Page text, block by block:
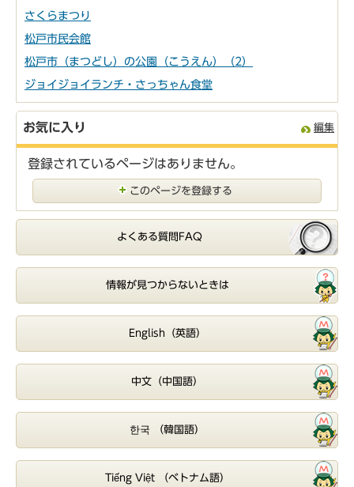
さくらまつり
松戸市民会館
松戸市（まつどし）の公園（こうえん）（2）
ジョイジョイランチ・さっちゃん食堂
お気に入り 編集
登録されているページはありません。
このページを登録する
よくある質問FAQ
情報が見つからないときは
English（英語）
中文（中国語）
한국 （韓国語）
Tiếng Việt （ベトナム語）